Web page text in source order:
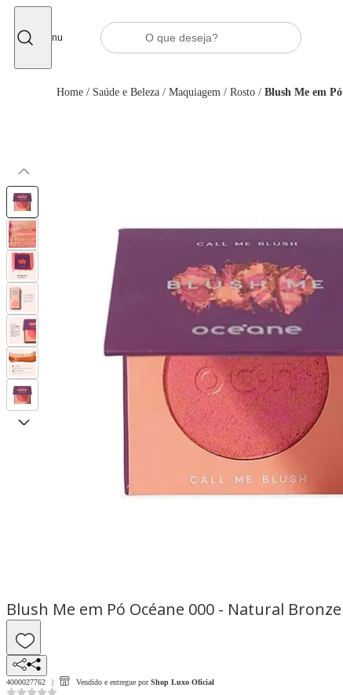
Menu
Home / Saúde e Beleza / Maquiagem / Rosto / Blush Me em
Blush Me em Pó Océane 000 - Natural Bronze
4000027762 Vendido e entregue por Shop Luxo Oficial